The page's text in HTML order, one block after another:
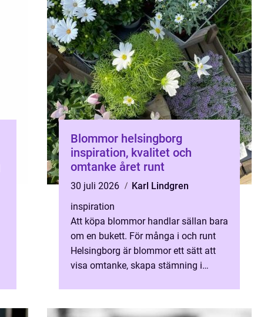
Blommor helsingborg
inspiration, kvalitet och
omtanke året runt
30 juli 2026
Karl Lindgren
inspiration
Att köpa blommor handlar sällan bara
om en bukett. För många i och runt
Helsingborg är blommor ett sätt att
visa omtanke, skapa stämning i